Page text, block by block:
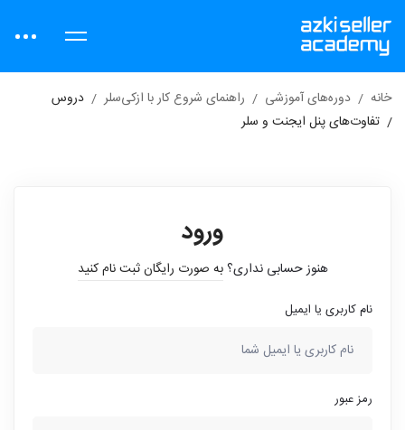
خانه دوره‌های آموزشی راهنمای شروع کار با ازکی‌سلر
دروس
تفاوت‌های پنل ایجنت و سلر
ورود
هنوز حسابی نداری؟به صورت رایگان ثبت نام کنید
نام کاربری یا ایمیل
رمز عبور